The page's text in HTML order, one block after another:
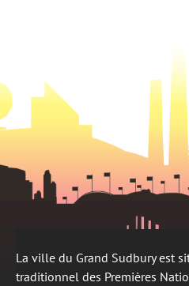
La ville du Grand Sudbury est
traditionnel des Premières